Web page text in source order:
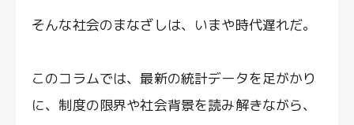
そんな社会のまなざしは、いまや時代遅れだ。
このコラムでは、最新の統計データを足がかり
に、制度の限界や社会背景を読み解きながら、